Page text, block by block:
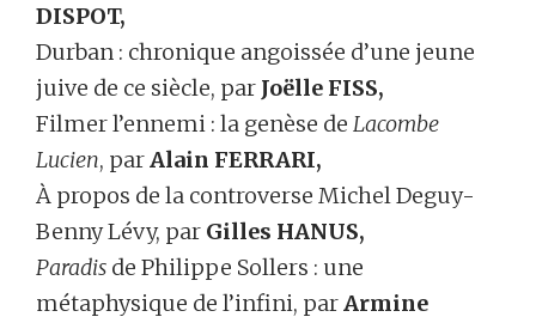
DISPOT,
Durban : chronique angoissée d’une jeune
juive de ce siècle, par Joëlle FISS,
Filmer l’ennemi : la genèse de Lacombe
Lucien, parAlain FERRARI,
À propos de la controverse Michel Deguy-
Benny Lévy, par Gilles HANUS,
Paradis de Philippe Sollers : une
métaphysique de l’infini, parArmine